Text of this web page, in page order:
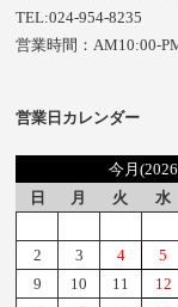
TEL:024-954-8235
営業時間：AM10:00-
営業日カレンダー
今月
日
月 火 水
2
3 4 5
9
10 11 12